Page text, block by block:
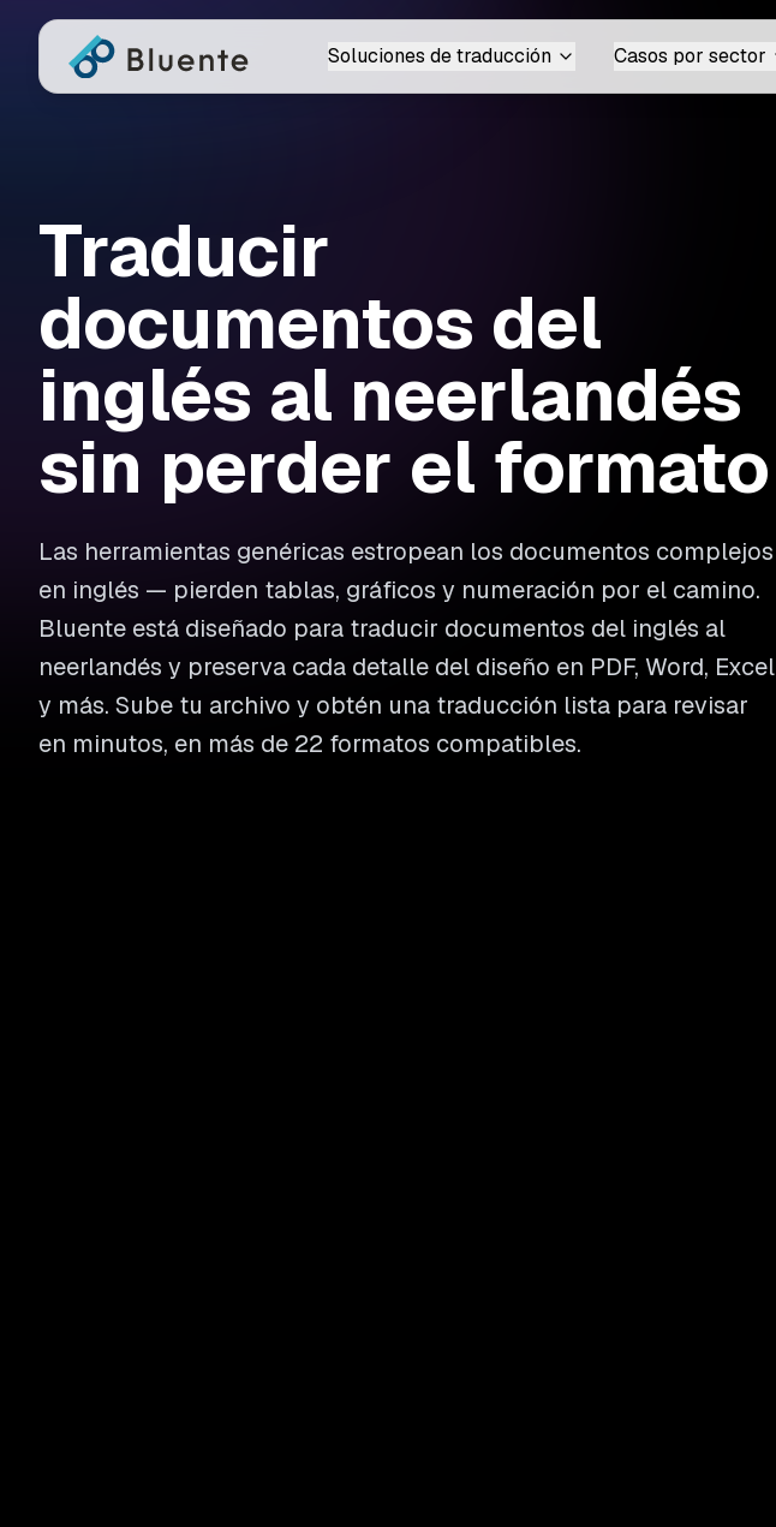
Soluciones de traducción Casos por sector
Traducir
documentos del
inglés al neerlandés
sin perder el formato
Las herramientas genéricas estropean los documentos complejos
en inglés — pierden tablas, gráficos y numeración por el camino.
Bluente está diseñado para traducir documentos del inglés al
neerlandés y preserva cada detalle del diseño en PDF, Word, Excel
y más. Sube tu archivo y obtén una traducción lista para revisar
en minutos, en más de 22 formatos compatibles.